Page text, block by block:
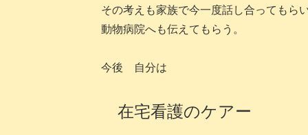
その考えも家族で今一度話し合ってもら
動物病院へも伝えてもらう。
今後 自分は
在宅看護のケアー